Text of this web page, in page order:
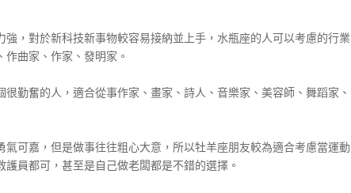
，對於新科技新事物較容易接納並上手，水瓶座的人可以考慮的行業
曲家、作家、發明家。
勤奮的人，適合從事作家、畫家、詩人、音樂家、美容師、舞蹈家、
可嘉，但是做事往往粗心大意，所以牡羊座朋友較為適合考慮當運動
員都可，甚至是自己做老闆都是不錯的選擇。